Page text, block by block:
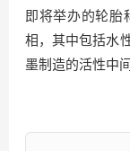
即将举办的轮胎
相，其中包括水
墨制造的活性中间